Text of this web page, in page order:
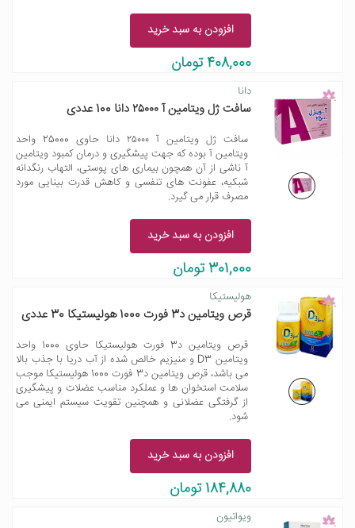
افزودن به سبد خرید
408,000 تومان
دانا
سافت ژل ویتامین آ ۲۵۰۰۰ دانا 100 عددی
سافت ژل ویتامین آ ۲۵۰۰۰ دانا حاوی 25000 واحد
ویتامین آ بوده که جهت پیشگیری و درمان کمبود ویتامین
آ ناشی از آن همچون بیماری های پوستی، التهاب رنگدانه
شبکیه، عفونت های تنفسی و کاهش قدرت بینایی مورد
مصرف قرار می گیرد.
افزودن به سبد خرید
301,000 تومان
هولیستیکا
قرص ویتامین د3 فورت 1000 هولیستیکا 30 عددی
قرص ویتامین د3 فورت هولیستیکا حاوی 1000 واحد
ویتامین D3 و منیزیم خالص شده از آب دریا با جذب بالا
می باشد، قرص ویتامین د3 فورت 1000 هولیستیکا موجب
سلامت استخوان ها و عملکرد مناسب عضلات و پیشگیری
از گرفتگی عضلانی و همچنین تقویت سیستم ایمنی می
شود.
افزودن به سبد خرید
184,880 تومان
ویواتیون